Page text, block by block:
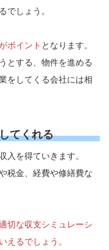
でしょう。
ポイント となります。
とする、物件を進める
をしてくる会社には相
てくれる
入を得ていきます。
税金、経費や修繕費な
切な収支シミュレーシ
えるでしょう。